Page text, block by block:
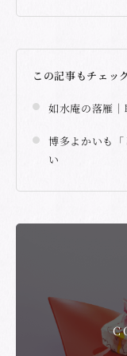
この記事もチェッ
如水庵の落雁
博多よかいも
い